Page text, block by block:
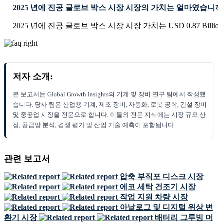
2025 년에 진공 글로브 박스 시장 시장의 가치는 얼마였습니
2025 년에 진공 글로브 박스 시장 시장 가치는 USD 0.87
저자 소개:
본 보고서는 Global Growth Insights의 기계 및 장비 연구 팀에서 작성했
습니다. 당사 팀은 산업용 기계, 제조 장비, 자동화, 로봇 공학, 건설 장비
및 중공업 시장을 전문으로 합니다. 이들의 전문 지식에는 시장 규모 산
정, 공급망 분석, 경쟁 평가 및 산업 기술 예측이 포함됩니다.
관련 보고서
압축 부직포 디스크 시장
에코 세탁 건조기 시장
작업 지원 차량 시장
아날로그 및 디지털 위상 변
환기 시장
배터리 그루빙 머